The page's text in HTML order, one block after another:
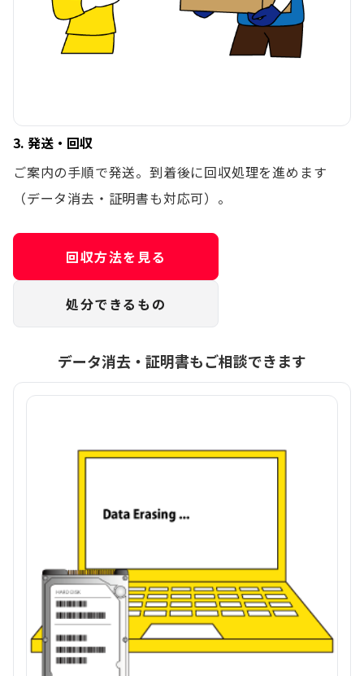
3. 発送・回収
ご案内の手順で発送。到着後に回収処理を進めます
（データ消去・証明書も対応可）。
回収方法を見る
処分できるもの
データ消去・証明書もご相談できます